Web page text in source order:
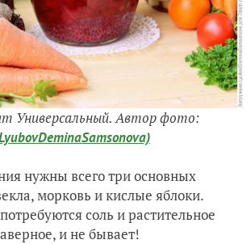
Универсальный. Автор фото:
нужны всего три основных
морковь и кислые яблоки.
соль и растительное
и не бывает!